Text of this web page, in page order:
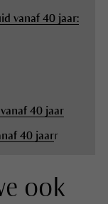
vanaf 40 jaar:
40 jaar
40 jaarr
ook